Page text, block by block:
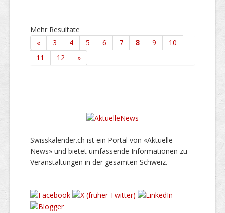
Mehr Resultate
«
3 4 5 6 7 8 9
10
11
12 »
Swisskalender.ch ist ein Portal von «Aktuelle
News» und bietet umfassende Informationen zu
Veranstaltungen in der gesamten Schweiz.